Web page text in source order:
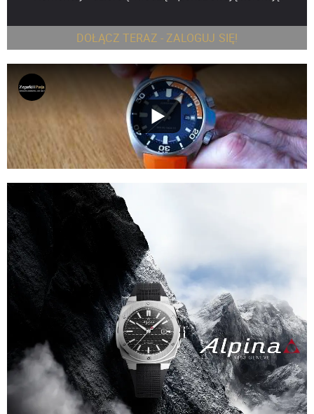
DOŁĄCZ TERAZ - ZALOGUJ SIĘ!